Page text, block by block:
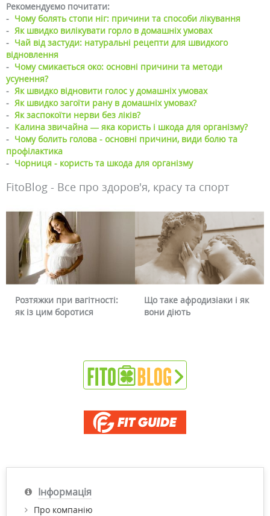
Рекомендуємо почитати:
- Чому болять стопи ніг: причини та способи лікування
- Як швидко вилікувати горло в домашніх умовах
- Чай від застуди: натуральні рецепти для швидкого
відновлення
- Чому смикається око: основні причини та методи
усунення?
- Як швидко відновити голос у домашніх умовах
- Як швидко загоїти рану в домашніх умовах?
- Як заспокоїти нерви без ліків?
- Калина звичайна — яка користь і шкода для організму?
- Чому болить голова - основні причини, види болю та
профілактика
- Чорниця - користь та шкода для організму
FitoBlog - Все про здоров'я, красу та спорт
Що таке афродизіаки і як
вони діють
Чому червоніє обличчя і
чи можна це прибрати
Інформація
Про компанію